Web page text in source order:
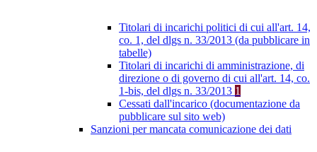
Titolari di incarichi politici di cui all'art. 14,
co. 1, del dlgs n. 33/2013 (da pubblicare in
tabelle)
Titolari di incarichi di amministrazione, di
direzione o di governo di cui all'art. 14, co.
1-bis, del dlgs n. 33/2013 1
Cessati dall'incarico (documentazione da
pubblicare sul sito web)
Sanzioni per mancata comunicazione dei dati